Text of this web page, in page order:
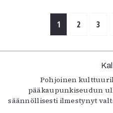
1 2 3
Pohjoinen
pääkaupunkiseudun
säännöllisesti ilmestynyt